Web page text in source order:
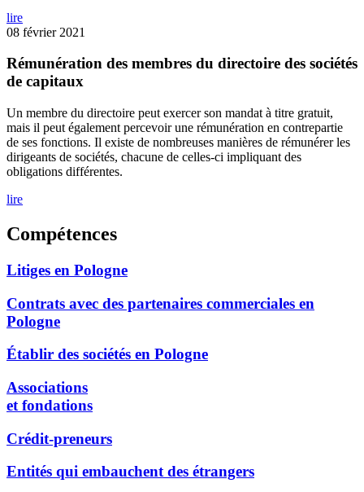
lire
08 février 2021
Rémunération des membres du directoire des sociétés
de capitaux
Un membre du directoire peut exercer son mandat à titre gratuit,
mais il peut également percevoir une rémunération en contrepartie
de ses fonctions. Il existe de nombreuses manières de rémunérer les
dirigeants de sociétés, chacune de celles-ci impliquant des
obligations différentes.
lire
Compétences
Litiges en Pologne
Contrats avec des partenaires commerciales en
Pologne
Établir des sociétés en Pologne
Associations
et fondations
Crédit-preneurs
Entités qui embauchent des étrangers